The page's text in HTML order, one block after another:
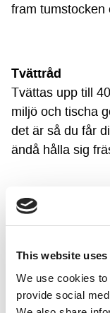
This website
We use cookies
provide social
fram tumstocken
Tvättråd
Tvättas upp till
miljö och tischa
det är så du får
ändå hålla sig
4,3